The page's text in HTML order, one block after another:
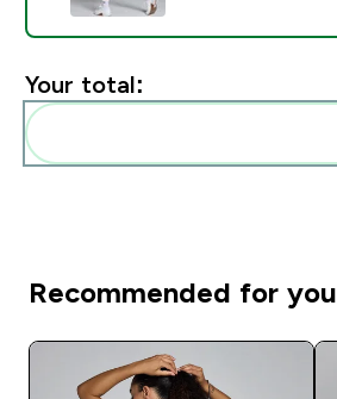
Your total:
Recommended for you